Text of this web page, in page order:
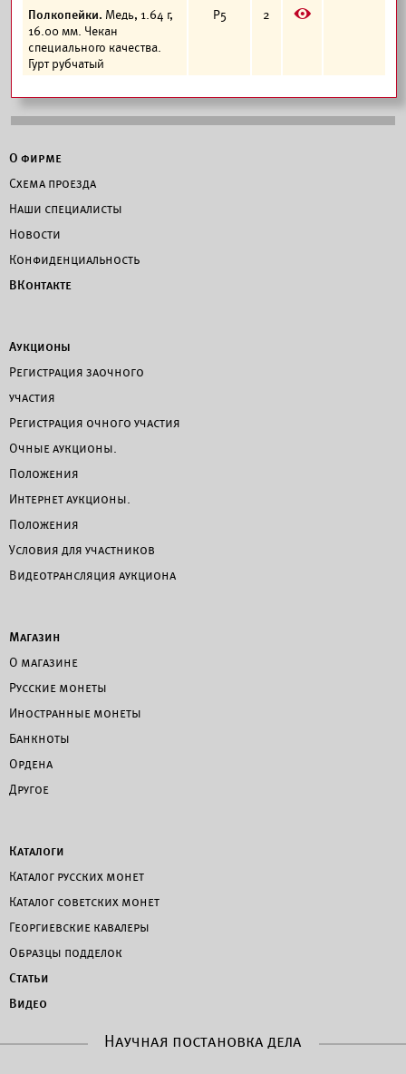
Полкопейки. Медь, 1.64 г,
16.00 мм. Чекан
специального качества.
Гурт рубчатый
Р5 2 E
О фирме
Схема проезда
Наши специалисты
Новости
Конфиденциальность
ВКонтакте
Аукционы
Регистрация заочного
участия
Регистрация очного участия
Очные аукционы.
Положения
Интернет аукционы.
Положения
Условия для участников
Видеотрансляция аукциона
Магазин
О магазине
Русские монеты
Иностранные монеты
Банкноты
Ордена
Другое
Каталоги
Каталог русских монет
Каталог советских монет
Георгиевские кавалеры
Образцы подделок
Статьи
Видео
Научная постановка дела